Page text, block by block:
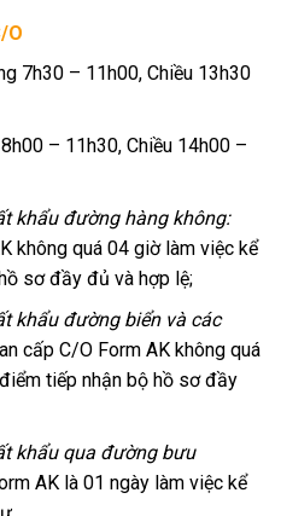
O
7h30 – 11h00, Chiều 13h30
– 11h30, Chiều 14h00 –
khẩu đường hàng không:
không quá 04 giờ làm việc kể
sơ đầy đủ và hợp lệ;
khẩu đường biển và các
cấp C/O Form AK không quá
tiếp nhận bộ hồ sơ đầy
khẩu qua đường bưu
AK là 01 ngày làm việc kể